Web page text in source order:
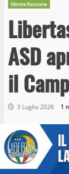
Montefiascone
ASD
il
3 Luglio 2026 1